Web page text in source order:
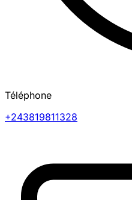
Téléphone
+243819811328